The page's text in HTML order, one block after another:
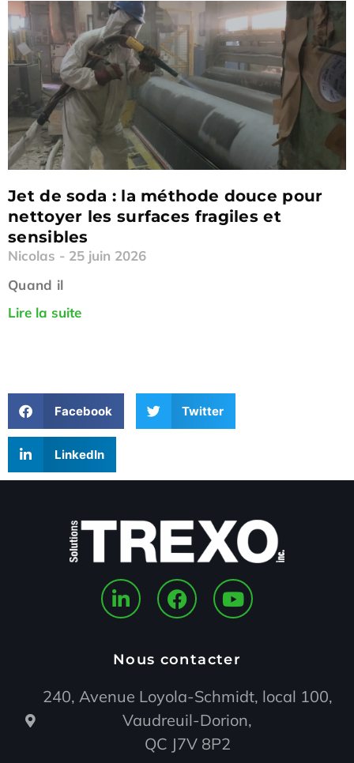
Jet de soda : la méthode douce pour
nettoyer les surfaces fragiles et
sensibles
Nicolas
25 juin 2026
Quand il
Lire la suite
Facebook Twitter
LinkedIn
Nous contacter
240, Avenue Loyola-Schmidt, local 100,
Vaudreuil-Dorion,
QC J7V 8P2